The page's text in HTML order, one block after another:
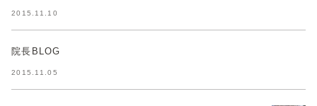
2015.11.10
院長BLOG
2015.11.05